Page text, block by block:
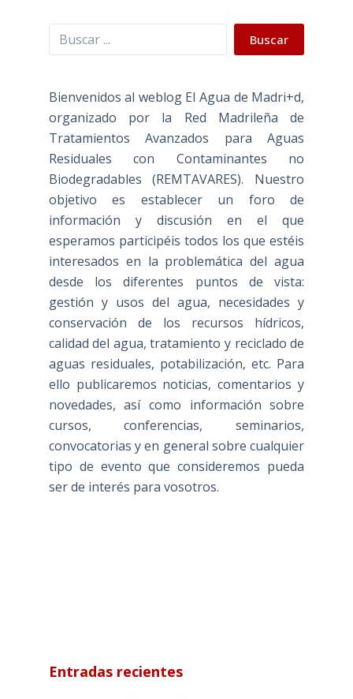
Buscar Buscar
Bienvenidos al weblog El Agua de Madri+d,
organizado por la Red Madrileña de
Tratamientos Avanzados para Aguas
Residuales con Contaminantes no
Biodegradables (REMTAVARES). Nuestro
objetivo es establecer un foro de
información y discusión en el que
esperamos participéis todos los que estéis
interesados en la problemática del agua
desde los diferentes puntos de vista:
gestión y usos del agua, necesidades y
conservación de los recursos hídricos,
calidad del agua, tratamiento y reciclado de
aguas residuales, potabilización, etc. Para
ello publicaremos noticias, comentarios y
novedades, así como información sobre
cursos, conferencias, seminarios,
convocatorias y en general sobre cualquier
tipo de evento que consideremos pueda
ser de interés para vosotros.
Entradas recientes